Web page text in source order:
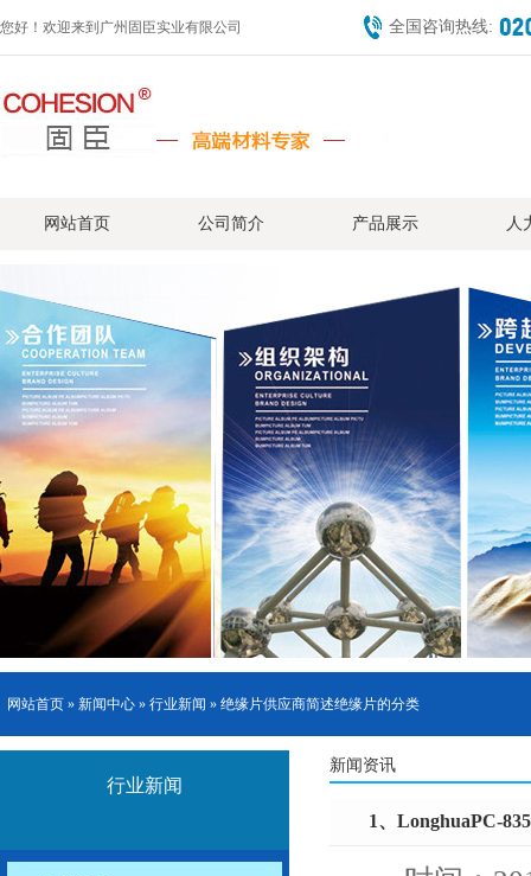
您好！欢迎来到广州固臣实业有限公司 全国咨询热线:
网站首页 公司简介 产品展示 人
网站首页 » 新闻中心 » 行业新闻 » 绝缘片供应商简述绝缘片的分类
行业新闻
新闻资讯
1、LonghuaPC-835
些纹理都